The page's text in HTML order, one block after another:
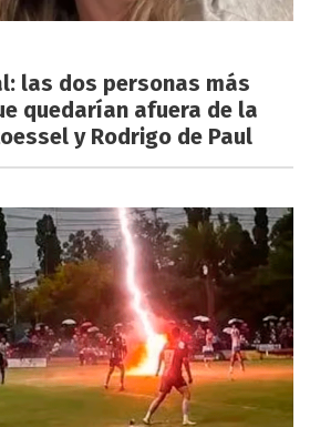
las dos personas más
quedarían afuera de la
y Rodrigo de Paul